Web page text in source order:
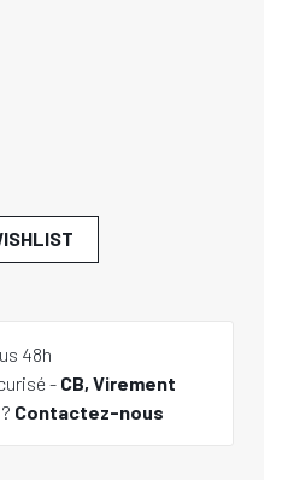
48h
- CB, Virement
Contactez-nous